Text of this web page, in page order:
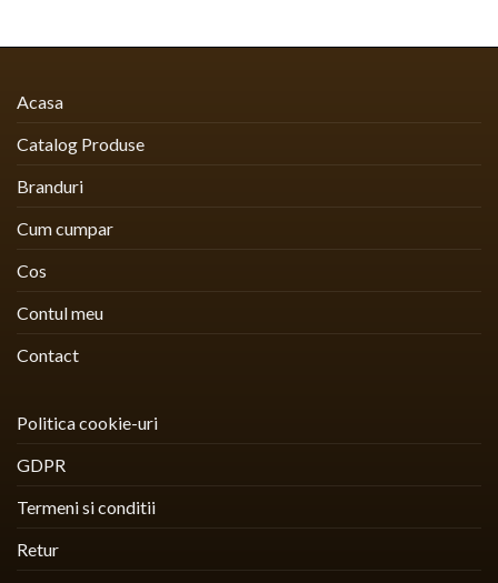
Acasa
Catalog Produse
Branduri
Cum cumpar
Cos
Contul meu
Contact
Politica cookie-uri
GDPR
Termeni si conditii
Retur